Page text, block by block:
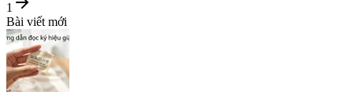
1
Bài viết mới